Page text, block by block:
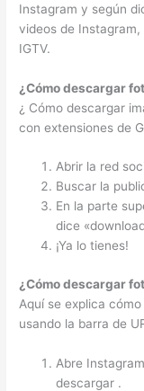
Instagram y según
videos de
IGTV.
¿Cómo descargar
¿ Cómo descargar
con extensiones de
Abrir la red
Buscar la
En la parte
dice
¡Ya lo tienes!
¿Cómo descargar
Aquí se explica
usando la barra de
Abre
descargar .